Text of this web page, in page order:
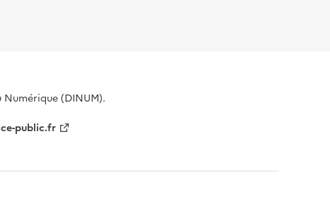
(DINUM).
public.fr